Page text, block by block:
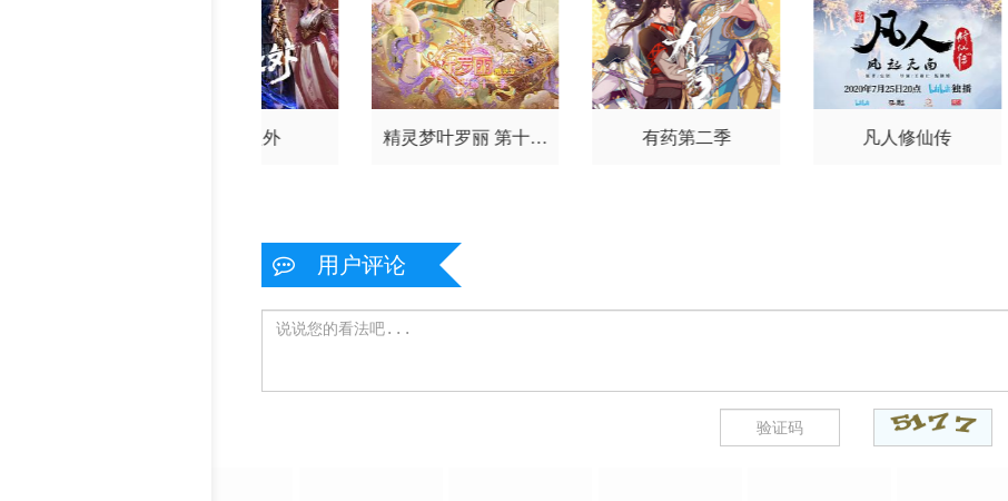
光阴之外
精灵梦叶罗丽 第十一
有药第二季 凡人修仙传
用户评论